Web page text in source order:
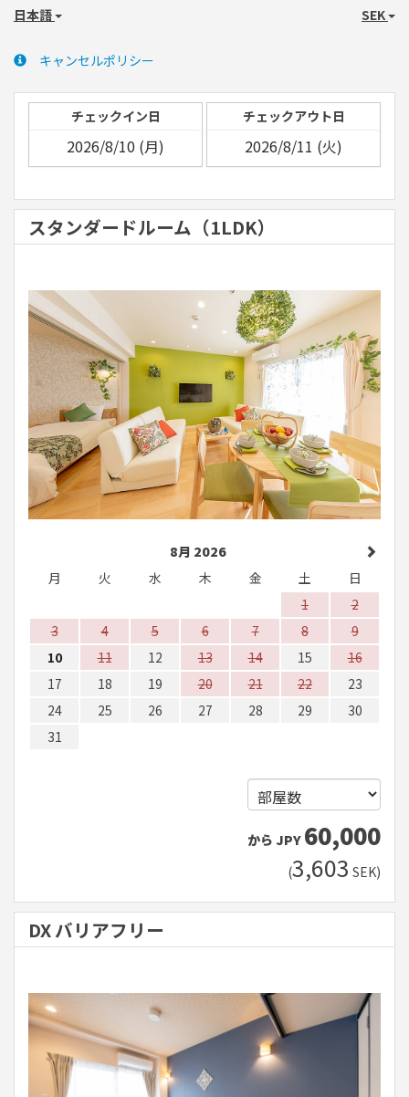
日本語 SEK
キャンセルポリシー
チェックイン日 チェックアウト日
スタンダードルーム（1LDK）
8月 2026
月
火 水 木 金 土
日
1
2
3
4 5 6 7 8
9
10
11 12 13 14 15
16
17
18 19 20 21 22
23
24
25 26 27 28 29
30
31
から JPY 60,000
(3,603 SEK)
DX バリアフリー